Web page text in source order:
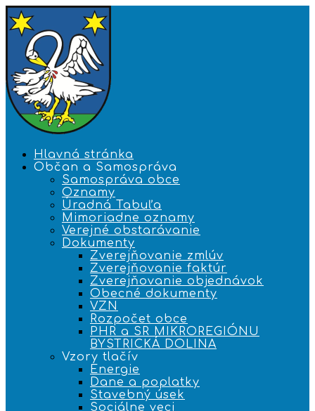
Hlavná stránka
Občan a Samospráva
Samospráva obce
Oznamy
Úradná Tabuľa
Mimoriadne oznamy
Verejné obstarávanie
Dokumenty
Zverejňovanie zmlúv
Zverejňovanie faktúr
Zverejňovanie objednávok
Obecné dokumenty
VZN
Rozpočet obce
PHR a SR MIKROREGIÓNU
BYSTRICKÁ DOLINA
Vzory tlačív
Energie
Dane a poplatky
Stavebný úsek
Sociálne veci